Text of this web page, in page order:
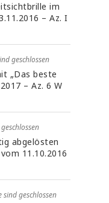
im
– Az. I
geschlossen
„Das beste
– Az. 6 W
abgelösten
11.10.2016
geschlossen